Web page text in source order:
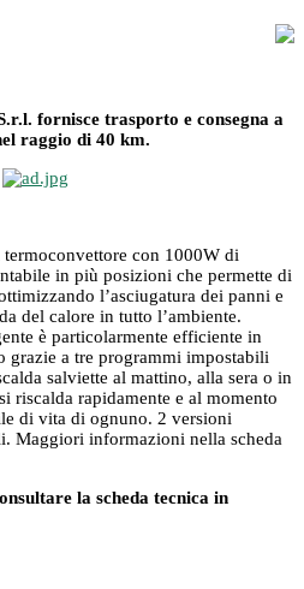
fornisce trasporto e consegna a
raggio di 40 km.
con 1000W di
in più posizioni che permette di
l’asciugatura dei panni e
del calore in tutto l’ambiente.
è particolarmente efficiente in
grazie a tre programmi impostabili
salviette al mattino, alla sera o in
riscalda rapidamente e al momento
di vita di ognuno. 2 versioni
Maggiori informazioni nella scheda
la scheda tecnica in